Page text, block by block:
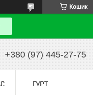
Кошик
+380 (97) 445-27-75
ГУРТ